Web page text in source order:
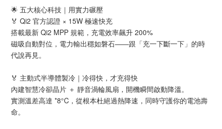
🌟 五大核心科技｜用實力碾壓
🏅 Qi2 官方認證 × 15W 極速快充
搭載最新 Qi2 MPP 規範，充電效率飆升 200%
磁吸自動對位，電力輸出穩如磐石——跟「充一下斷一下」的時
代說再見。
🏅 主動式半導體製冷｜冷得快，才充得快
內建智慧冷卻晶片 ＋ 靜音渦輪風扇，開機瞬間啟動降溫。
實測溫差高達 *8°C，從根本杜絕過熱降速，同時守護你的電池壽
命。